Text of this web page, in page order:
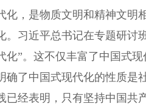
化，是物质文明和精神文明
。习近平总书记在专题研讨
”。这不仅丰富了中国式
确了中国式现代化的性质是
经表明，只有坚持中国共